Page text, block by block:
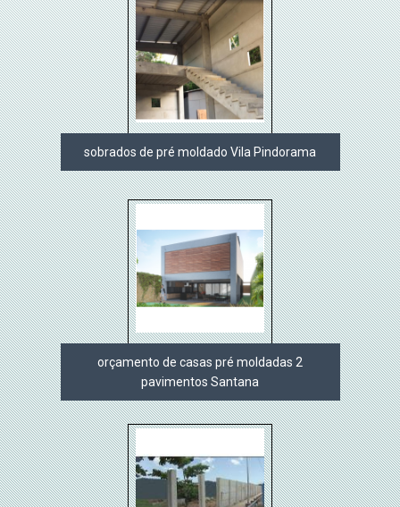
sobrados de pré moldado Vila Pindorama
orçamento de casas pré moldadas 2
pavimentos Santana